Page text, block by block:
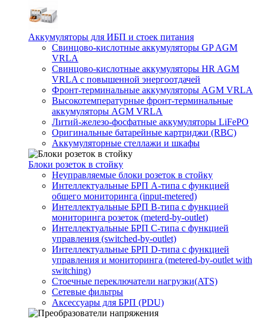
Аккумуляторы для ИБП и стоек питания
Свинцово-кислотные аккумуляторы GP AGM
VRLA
Свинцово-кислотные аккумуляторы HR AGM
VRLA с повышенной энергоотдачей
Фронт-терминальные аккумуляторы AGM VRLA
Высокотемпературные фронт-терминальные
аккумуляторы AGM VRLA
Литий-железо-фосфатные аккумуляторы LiFePO
Оригинальные батарейные картриджи (RBC)
Аккумуляторные стеллажи и шкафы
Блоки розеток в стойку
Неуправляемые блоки розеток в стойку
Интеллектуальные БРП А-типа с функцией
общего мониторинга (input-metered)
Интеллектуальные БРП B-типа с функцией
мониторинга розеток (meterd-by-outlet)
Интеллектуальные БРП C-типа с функцией
управления (switched-by-outlet)
Интеллектуальные БРП D-типа с функцией
управления и мониторинга (metered-by-outlet with
switching)
Стоечные переключатели нагрузки(ATS)
Сетевые фильтры
Аксессуары для БРП (PDU)